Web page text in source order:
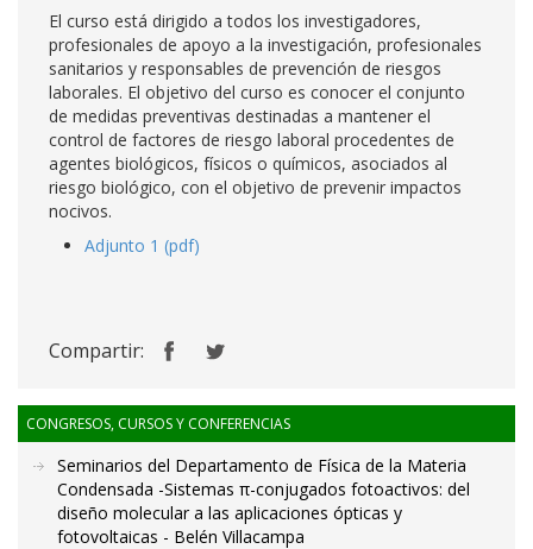
El curso está dirigido a todos los investigadores,
profesionales de apoyo a la investigación, profesionales
sanitarios y responsables de prevención de riesgos
laborales. El objetivo del curso es conocer el conjunto
de medidas preventivas destinadas a mantener el
control de factores de riesgo laboral procedentes de
agentes biológicos, físicos o químicos, asociados al
riesgo biológico, con el objetivo de prevenir impactos
nocivos.
Adjunto 1 (pdf)
Compartir:
CONGRESOS, CURSOS Y CONFERENCIAS
Seminarios del Departamento de Física de la Materia
Condensada -Sistemas π-conjugados fotoactivos: del
diseño molecular a las aplicaciones ópticas y
fotovoltaicas - Belén Villacampa